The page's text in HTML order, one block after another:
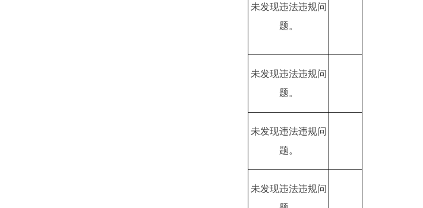
未发现违法违规问
题。
未发现违法违规问
题。
未发现违法违规问
题。
未发现违法违规问